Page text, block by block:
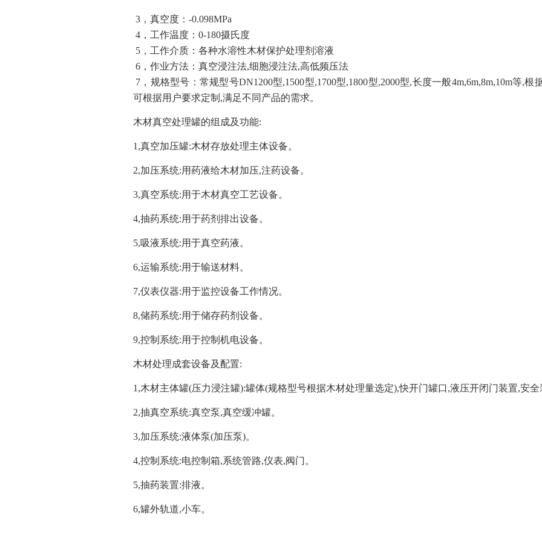
3，真空度：-0.098MPa
4，工作温度：0-180摄氏度
5，工作介质：各种水溶性木材保护处理剂溶液
6，作业方法：真空浸注法,细胞浸注法,高低频压法
7，规格型号：常规型号DN1200型,1500型,1700型,1800型,2000型,长度一般4m,6m,8m,10m等,
可根据用户要求定制,满足不同产品的需求。
木材真空处理罐的组成及功能:
1,真空加压罐:木材存放处理主体设备。
2,加压系统:用药液给木材加压,注药设备。
3,真空系统:用于木材真空工艺设备。
4,抽药系统:用于药剂排出设备。
5,吸液系统:用于真空药液。
6,运输系统:用于输送材料。
7,仪表仪器:用于监控设备工作情况。
8,储药系统:用于储存药剂设备。
9,控制系统:用于控制机电设备。
木材处理成套设备及配置:
1,木材主体罐(压力浸注罐):罐体(规格型号根据木材处理量选定),快开门罐口,液压开闭门装置,安全
2,抽真空系统:真空泵,真空缓冲罐。
3,加压系统:液体泵(加压泵)。
4,控制系统:电控制箱,系统管路,仪表,阀门。
5,抽药装置:排液。
6,罐外轨道,小车。